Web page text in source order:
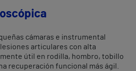
cámaras e instrumental
articulares con alta
útil en rodilla, hombro, tobillo
recuperación funcional más ágil.